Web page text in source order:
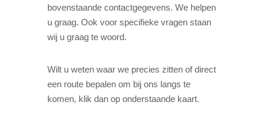
bovenstaande contactgegevens. We helpen
u graag. Ook voor specifieke vragen staan
wij u graag te woord.
Wilt u weten waar we precies zitten of direct
een route bepalen om bij ons langs te
komen, klik dan op onderstaande kaart.